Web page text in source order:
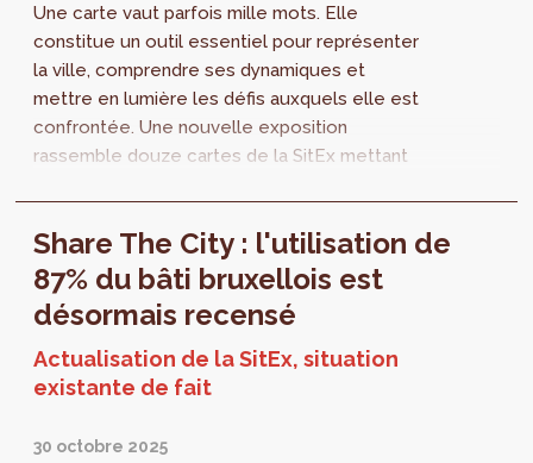
Une carte vaut parfois mille mots. Elle
constitue un outil essentiel pour représenter
la ville, comprendre ses dynamiques et
mettre en lumière les défis auxquels elle est
confrontée. Une nouvelle exposition
rassemble douze cartes de la SitEx mettant
fonctionnelle, présence de la nature ou
encore l’imperméabilisation des sols.Venez la
découvrir au rez-de-chaussée de
Perspective! Le vernissage aura lieu le 2
juillet à 17h.
Share The City : l'utilisation de
87% du bâti bruxellois est
désormais recensé
Actualisation de la SitEx, situation
existante de fait
30 octobre 2025